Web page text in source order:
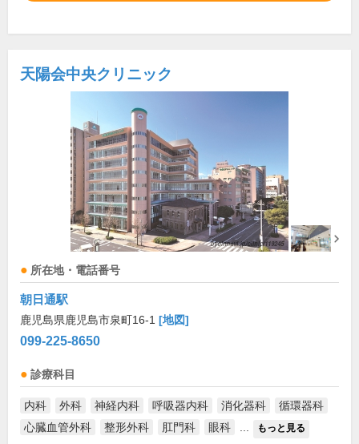
天陽会中央クリニック
所在地・電話番号
朝日通駅
鹿児島県鹿児島市泉町16-1 [地図]
099-225-8650
診療科目
内科 外科 神経内科 呼吸器内科 消化器科
循環器科
心臓血管外科
整形外科 肛門科 眼科 もっと見る